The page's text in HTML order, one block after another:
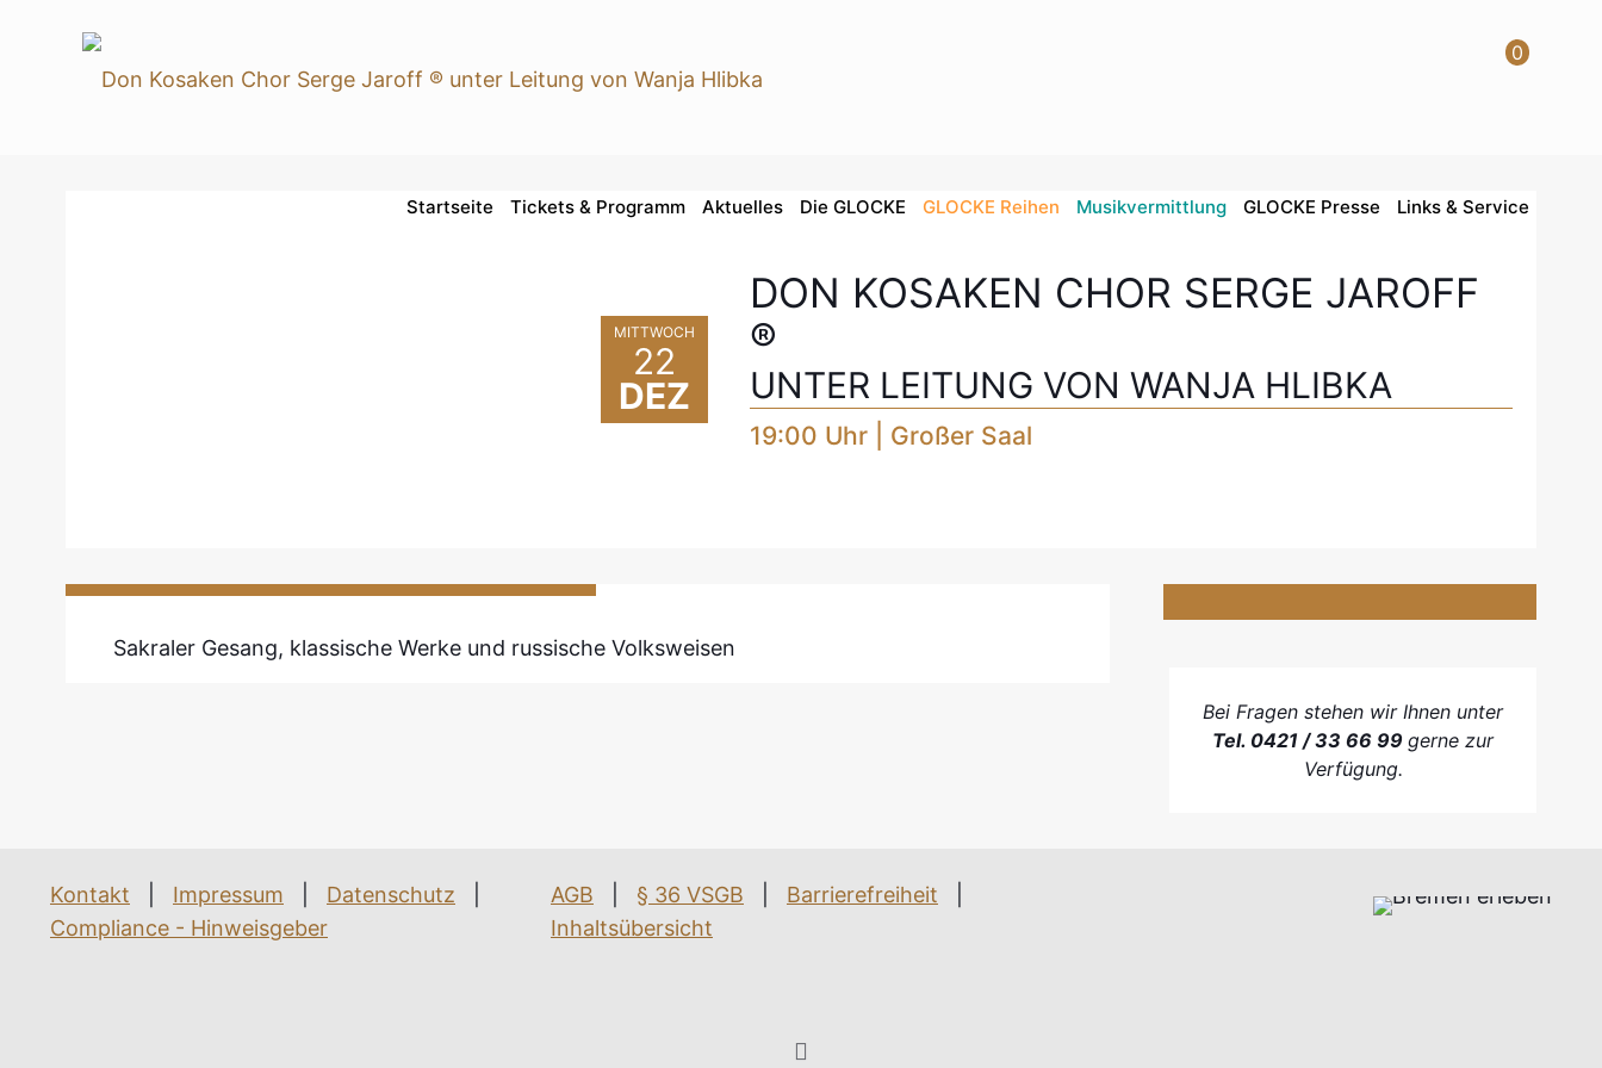
0
Startseite Tickets & Programm Aktuelles Die GLOCKE GLOCKE Reihen Musikvermittlung GLOCKE Presse Links & Service
MITTWOCH
22
DEZ
DON KOSAKEN CHOR SERGE JAROFF
®
UNTER LEITUNG VON WANJA HLIBKA
19:00 Uhr | Großer Saal
Sakraler Gesang, klassische Werke und russische Volksweisen
Bei Fragen stehen wir Ihnen unter
Tel. 0421 / 33 66 99gerne zur
Verfügung.
Kontakt Impressum Datenschutz
Compliance - Hinweisgeber
AGB § 36 VSGB Barrierefreiheit
Inhaltsübersicht